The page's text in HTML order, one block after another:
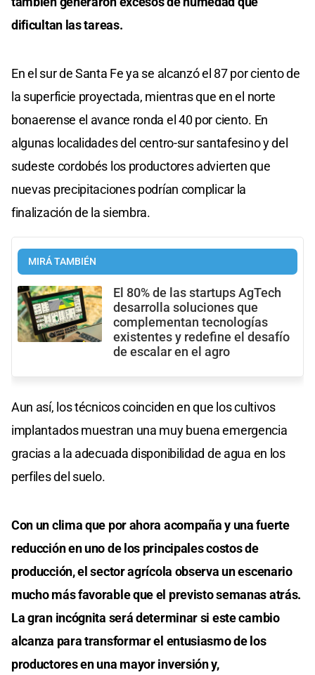
dificultan las tareas.
En el sur de Santa Fe ya se alcanzó el 87 por ciento de
la superficie proyectada, mientras que en el norte
bonaerense el avance ronda el 40 por ciento. En
algunas localidades del centro-sur santafesino y del
sudeste cordobés los productores advierten que
nuevas precipitaciones podrían complicar la
finalización de la siembra.
MIRÁ TAMBIÉN
El 80% de las startups AgTech
desarrolla soluciones que
complementan tecnologías
existentes y redefine el desafío
de escalar en el agro
Aun así, los técnicos coinciden en que los cultivos
implantados muestran una muy buena emergencia
gracias a la adecuada disponibilidad de agua en los
perfiles del suelo.
Con un clima que por ahora acompaña y una fuerte
reducción en uno de los principales costos de
producción, el sector agrícola observa un escenario
mucho más favorable que el previsto semanas atrás.
La gran incógnita será determinar si este cambio
alcanza para transformar el entusiasmo de los
productores en una mayor inversión y,